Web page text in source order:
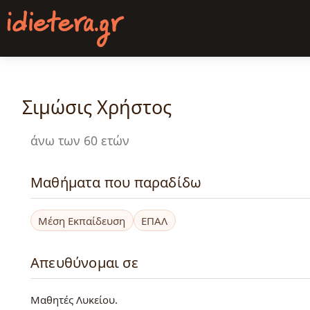
Παράκαμψη
προς
κυρίως
Σιμώσις Χρήστος
άνω των 60 ετών
Μαθήματα που παραδίδω
Μέση Εκπαίδευση ΕΠΑΛ
Απευθύνομαι σε
Μαθητές Λυκείου